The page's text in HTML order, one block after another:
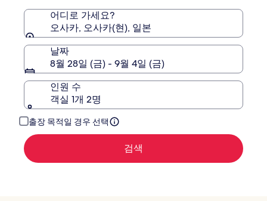
앞
워
어디로 가세요?
오사카, 오사카(현), 일본
날짜
8월 28일 (금) - 9월 4일 (금)
인원 수
객실 1개 2명
출장 목적일 경우 선택
검색